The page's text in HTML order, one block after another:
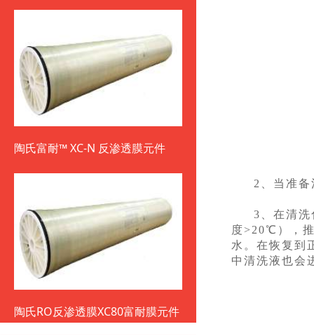
陶氏富耐™ XC-N 反渗透膜元件
陶氏RO反渗透膜XC80富耐膜元件
2、当准
3、在清
度>20℃），
水。在恢复到
中清洗液也会